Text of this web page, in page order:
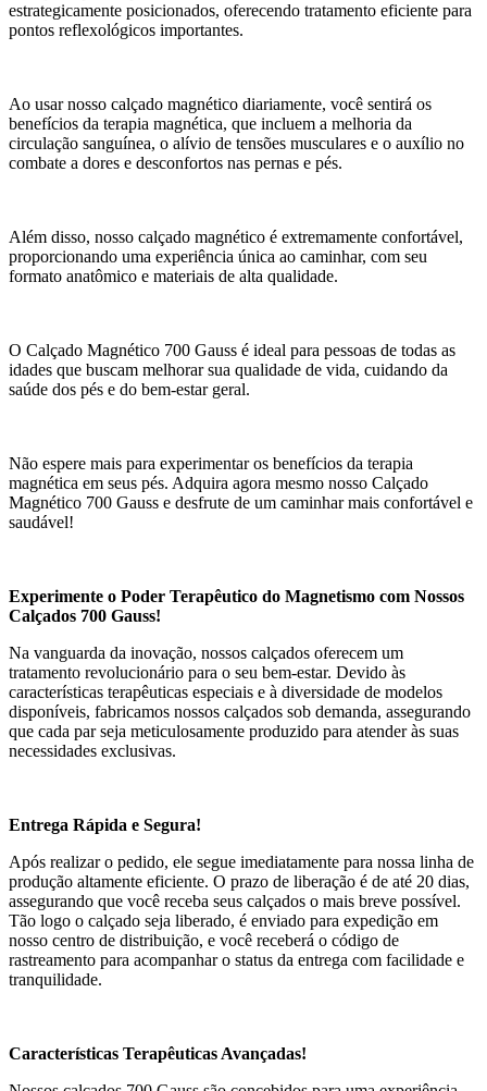
estrategicamente posicionados, oferecendo tratamento eficiente para
pontos reflexológicos importantes.
Ao usar nosso calçado magnético diariamente, você sentirá os
benefícios da terapia magnética, que incluem a melhoria da
circulação sanguínea, o alívio de tensões musculares e o auxílio no
combate a dores e desconfortos nas pernas e pés.
Além disso, nosso calçado magnético é extremamente confortável,
proporcionando uma experiência única ao caminhar, com seu
formato anatômico e materiais de alta qualidade.
O Calçado Magnético 700 Gauss é ideal para pessoas de todas as
idades que buscam melhorar sua qualidade de vida, cuidando da
saúde dos pés e do bem-estar geral.
Não espere mais para experimentar os benefícios da terapia
magnética em seus pés. Adquira agora mesmo nosso Calçado
Magnético 700 Gauss e desfrute de um caminhar mais confortável e
saudável!
Experimente o Poder Terapêutico do Magnetismo com Nossos
Calçados 700 Gauss!
Na vanguarda da inovação, nossos calçados oferecem um
tratamento revolucionário para o seu bem-estar. Devido às
características terapêuticas especiais e à diversidade de modelos
disponíveis, fabricamos nossos calçados sob demanda, assegurando
que cada par seja meticulosamente produzido para atender às suas
necessidades exclusivas.
Entrega Rápida e Segura!
Após realizar o pedido, ele segue imediatamente para nossa linha de
produção altamente eficiente. O prazo de liberação é de até 20 dias,
assegurando que você receba seus calçados o mais breve possível.
Tão logo o calçado seja liberado, é enviado para expedição em
nosso centro de distribuição, e você receberá o código de
rastreamento para acompanhar o status da entrega com facilidade e
tranquilidade.
Características Terapêuticas Avançadas!